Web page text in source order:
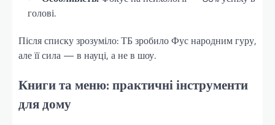
голові.
Після списку зрозуміло: ТБ зробило Фус народним гуру,
але її сила — в науці, а не в шоу.
Книги та меню: практичні інструменти
для дому